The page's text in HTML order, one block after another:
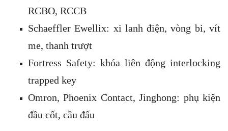
RCBO, RCCB
Schaeffler Ewellix: xi lanh điện, vòng bi, vít
me, thanh trượt
Fortress Safety: khóa liên động interlocking
trapped key
Omron, Phoenix Contact, Jinghong: phụ kiện
đầu cốt, cầu đấu